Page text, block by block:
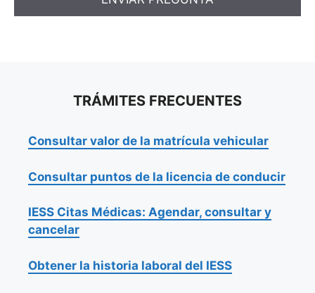
TRÁMITES FRECUENTES
Consultar valor de la matrícula vehicular
Consultar puntos de la licencia de conducir
IESS Citas Médicas: Agendar, consultar y
cancelar
Obtener la historia laboral del IESS